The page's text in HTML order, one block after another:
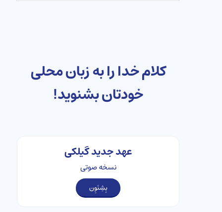
کلام خدا را به زبان محلی
خودتان بشنوید!
عهد جدید گیلکی
نسخه صوتی
بِشِنَوِن